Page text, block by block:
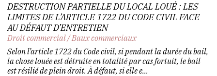
DESTRUCTION PARTIELLE DU LOCAL LOUÉ : LES
LIMITES DE L’ARTICLE 1722 DU CODE CIVIL FACE
AU DÉFAUT D’ENTRETIEN
Droit commercial/Baux commerciaux
Selon l’article 1722 du Code civil, si pendant la durée du bail,
la chose louée est détruite en totalité par cas fortuit, le bail
est résilié de plein droit. À défaut, si elle e...